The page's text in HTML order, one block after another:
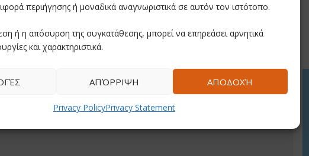
περιήγησης ή μοναδικά αναγνωριστικά σε αυτόν τον ιστότοπο.
ή η απόσυρση της συγκατάθεσης, μπορεί να επηρεάσει αρνητικά
και χαρακτηριστικά.
ΑΠΟΔΟΧΉ
ΑΠΌΡΡΙΨΗ
Privacy PolicyPrivacy Statement